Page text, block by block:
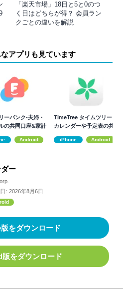
「楽天市場」18日と5と0のつ
く日はどちらが得？ 会員ラン
クごとの違いを解説
アプリも見ています
ーバンク-夫婦・
の共同口座&家計
Android
TimeTree タイムツリー -
カレンダーや予定表の共
iPhone Android
ー
: 2026年8月6日
をダウンロード
をダウンロード